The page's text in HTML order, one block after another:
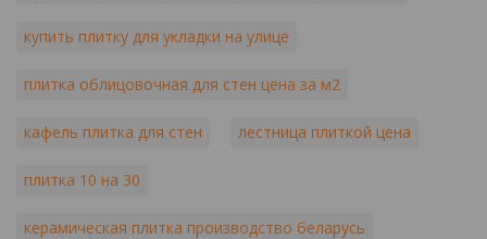
купить плитку для укладки на улице
плитка облицовочная для стен цена за м2
кафель плитка для стен лестница плиткой цена
плитка 10 на 30
керамическая плитка производство беларусь